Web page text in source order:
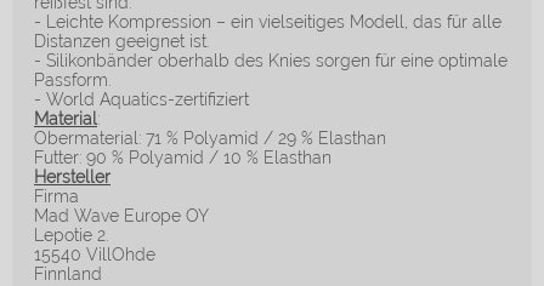
- Leichte Kompression – ein vielseitiges Modell, das für alle
Distanzen geeignet ist.
- Silikonbänder oberhalb des Knies sorgen für eine optimale
Passform.
- World Aquatics-zertifiziert
Material:
Obermaterial: 71 % Polyamid / 29 % Elasthan
Futter: 90 % Polyamid / 10 % Elasthan
Hersteller
Firma
Mad Wave Europe OY
Lepotie 2.
15540 VillOhde
Finnland